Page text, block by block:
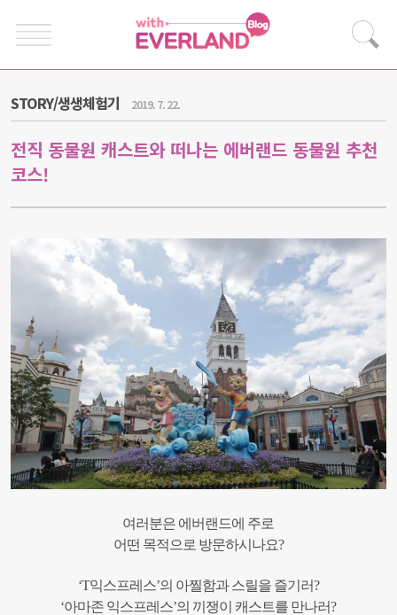
STORY/생생체험기 2019. 7. 22.
전직 동물원 캐스트와 떠나는 에버랜드 동물원 추천
코스!
여러분은 에버랜드에 주로
어떤 목적으로 방문하시나요?
‘T익스프레스’의 아찔함과 스릴을 즐기러?
‘아마존 익스프레스’의 끼쟁이 캐스트를 만나러?